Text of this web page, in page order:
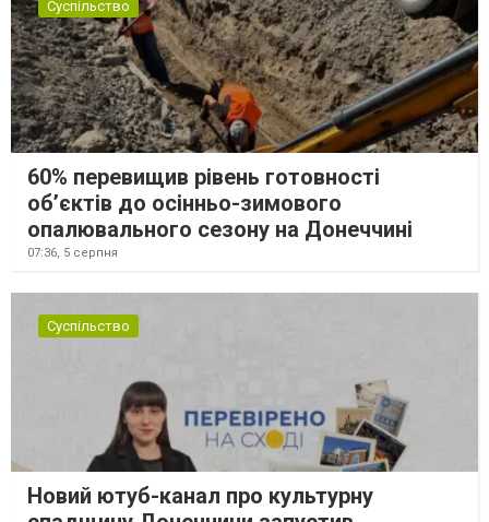
Суспільство
60% перевищив рівень готовності
об’єктів до осінньо-зимового
опалювального сезону на Донеччині
07:36, 5 серпня
Суспільство
Новий ютуб-канал про культурну